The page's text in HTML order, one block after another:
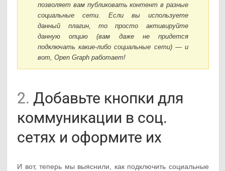
позволяет вам публиковать контент в разные
социальные сети. Если вы используете
данный плагин, то просто активируйте
данную опцию (вам даже не придется
подключать какие-либо социальные сети) — и
вот, Open Graph работает!
2. Добавьте кнопки для
коммуникации в соц.
сетях и оформите их
И вот, теперь мы выяснили, как подключить социальные